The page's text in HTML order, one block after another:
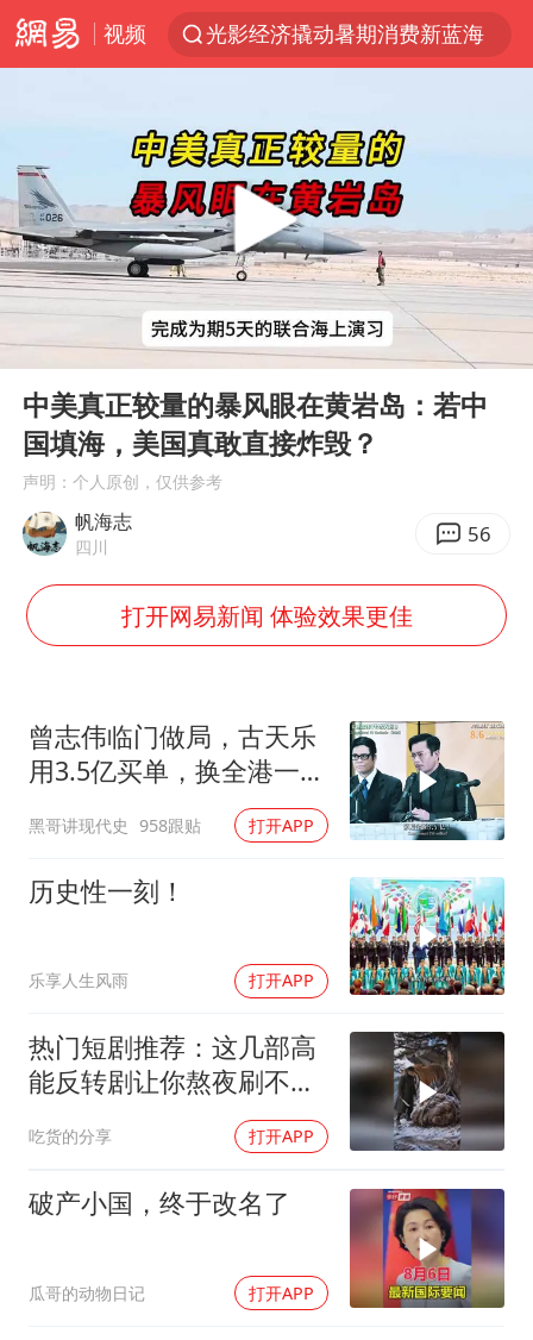
视频
光影经济撬动暑期消费新蓝海
情侣平潭拍日出坠崖1死1伤
白海豚将正面袭击贯穿浙江
央视新主播李秋莹孙亚鹏亮相
酒店回应车内过夜被收150元
黄金牛市回来了吗
商场现钱学森巨幅海报 负责人回应
36岁男演员成景区NPC后人气爆棚
台当局重金为“台独”织“皇帝新衣”
乐享全民健身 共筑健康中国
Play
00:00 07:23
中美真正较量的暴风眼在黄岩岛：若中
国填海，美国真敢直接炸毁？
声明：个人原创，仅供参考
帆海志
四川 56
打开网易新闻 体验效果更佳
曾志伟临门做局，古天乐
用3.5亿买单，换全港一声
黑哥讲现代史 958跟贴 打开APP
历史性一刻！
乐享人生风雨 打开APP
热门短剧推荐：这几部高
能反转剧让你熬夜刷不
吃货的分享 打开APP
破产小国，终于改名了
瓜哥的动物日记 打开APP